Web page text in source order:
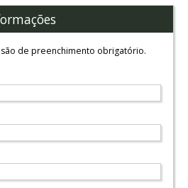
de preenchimento obrigatório.